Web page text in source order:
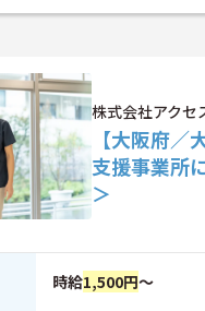
株式会社アクセ
【大阪府
支援事業所
＞
時給1,500円～